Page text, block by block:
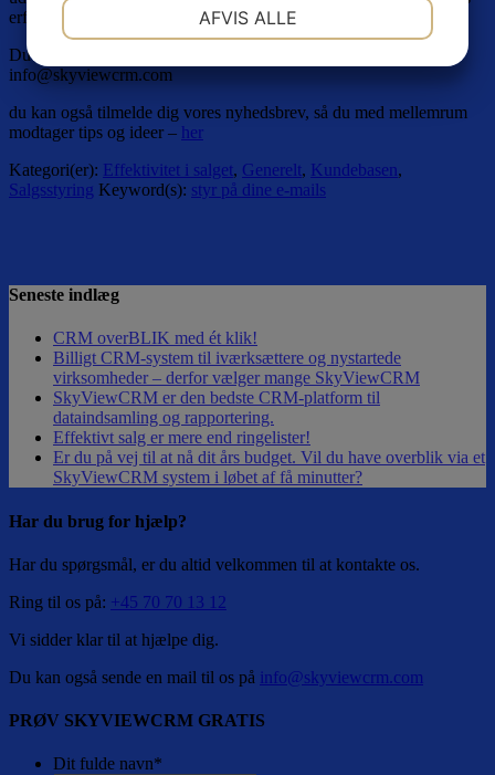
erfaring.
Du kan ringe til os – 70701312 – eller skrive
info@skyviewcrm.com
du kan også tilmelde dig vores nyhedsbrev, så du med mellemrum
modtager tips og ideer – her
Kategori(er): Effektivitet i salget, Generelt, Kundebasen,
Salgsstyring Keyword(s): styr på dine e-mails
Seneste indlæg
CRM overBLIK med ét klik!
Billigt CRM-system til iværksættere og nystartede
virksomheder – derfor vælger mange SkyViewCRM
SkyViewCRM er den bedste CRM-platform til
dataindsamling og rapportering.
Effektivt salg er mere end ringelister!
Er du på vej til at nå dit års budget. Vil du have overblik via et
SkyViewCRM system i løbet af få minutter?
Har du brug for hjælp?
Har du spørgsmål, er du altid velkommen til at kontakte os.
Ring til os på: +45 70 70 13 12
Vi sidder klar til at hjælpe dig.
Du kan også sende en mail til os på info@skyviewcrm.com
PRØV SKYVIEWCRM GRATIS
Dit fulde navn*
MARKETING
AFVIS ALLE